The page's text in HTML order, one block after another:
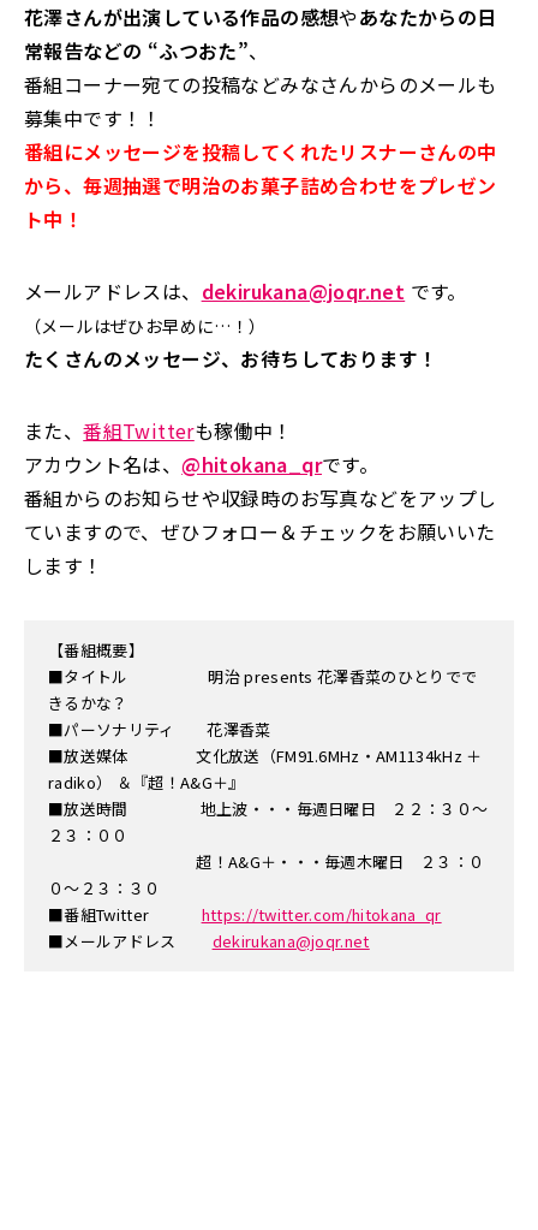
花澤さんが出演している作品の感想やあなたからの日
常報告などの “ふつおた”、
番組コーナー宛ての投稿などみなさんからのメールも
募集中です！！
番組にメッセージを投稿してくれたリスナーさんの中
から、毎週抽選で明治のお菓子詰め合わせをプレゼン
ト中！
メールアドレスは、 dekirukana@joqr.net です。
（メールはぜひお早めに…！）
たくさんのメッセージ、お待ちしております！
また、番組Twitterも稼働中！
アカウント名は、@hitokana_qrです。
番組からのお知らせや収録時のお写真などをアップし
ていますので、ぜひフォロー＆チェックをお願いいた
します！
【番組概要】
■タイトル 明治 presents 花澤香菜のひとりでで
きるかな？
■パーソナリティ 花澤香菜
■放送媒体 文化放送（FM91.6MHz・AM1134kHz ＋
radiko） ＆『超！A&G＋』
■放送時間 地上波・・・毎週日曜日 ２２：３０～
２３：００
超！A&G＋・・・毎週木曜日 ２３：０
０～２３：３０
■番組Twitter https://twitter.com/hitokana_qr
■メールアドレス dekirukana@joqr.net